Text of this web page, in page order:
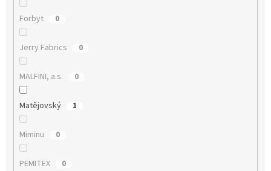
Forbyt 0
Jerry Fabrics 0
MALFINI, a.s. 0
Matějovský 1
Miminu 0
PEMITEX 0